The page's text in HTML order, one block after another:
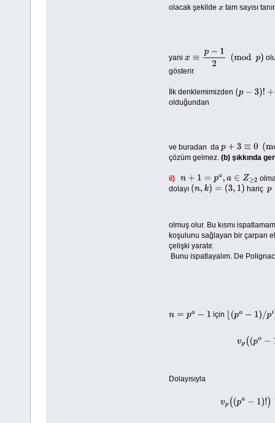
olacak şekilde x tam sayısı
yani x≡ p− 12(mod )
gösterir.
İlk denklemimizden (p− 3) +2≡ 0(
olduğundan
ve buradan da p+3≡0 (mod p)
çözüm gelmez. (b) şıkkında
ii) n+1= p a,a ∈Z≥2
dolayı (n,k )=( 3,1 hariç p≥
olmuş olur. Bu kısmı
koşulunu sağlayan bir çarpan
çelişki yaratır.
Bunu ispatlayalım. De
n= pa −1 için (pa− 1)/ pi⌋=0
Dolayısıyla
v